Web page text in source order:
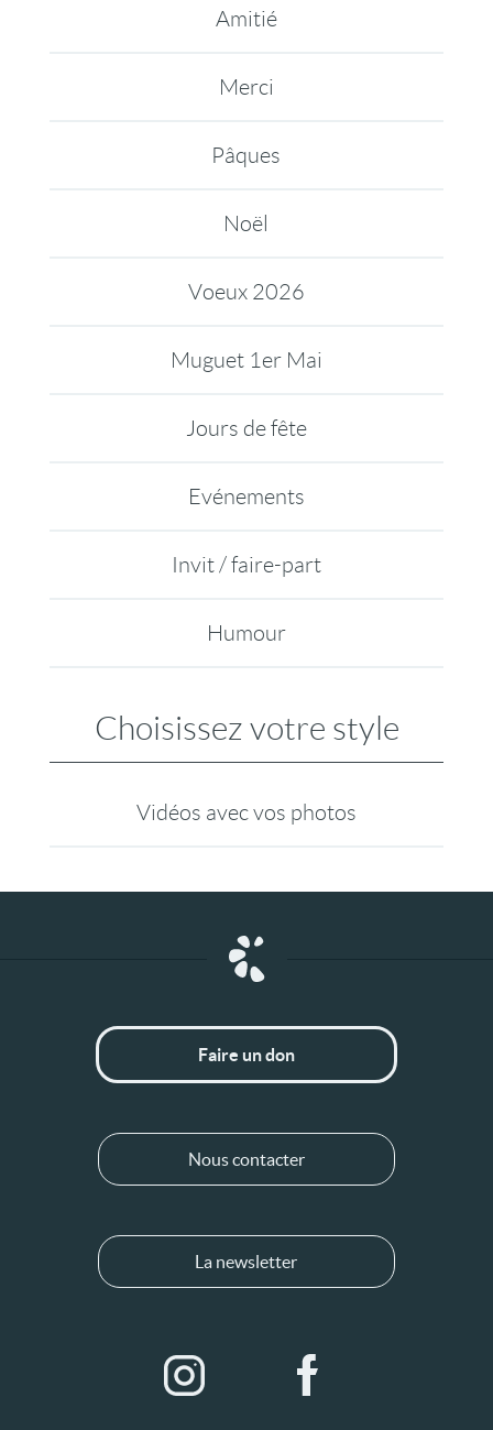
Amitié
Merci
Pâques
Noël
Voeux 2026
Muguet 1er Mai
Jours de fête
Evénements
Invit / faire-part
Humour
Choisissez votre style
Vidéos avec vos photos
Faire un don
Nous contacter
La newsletter